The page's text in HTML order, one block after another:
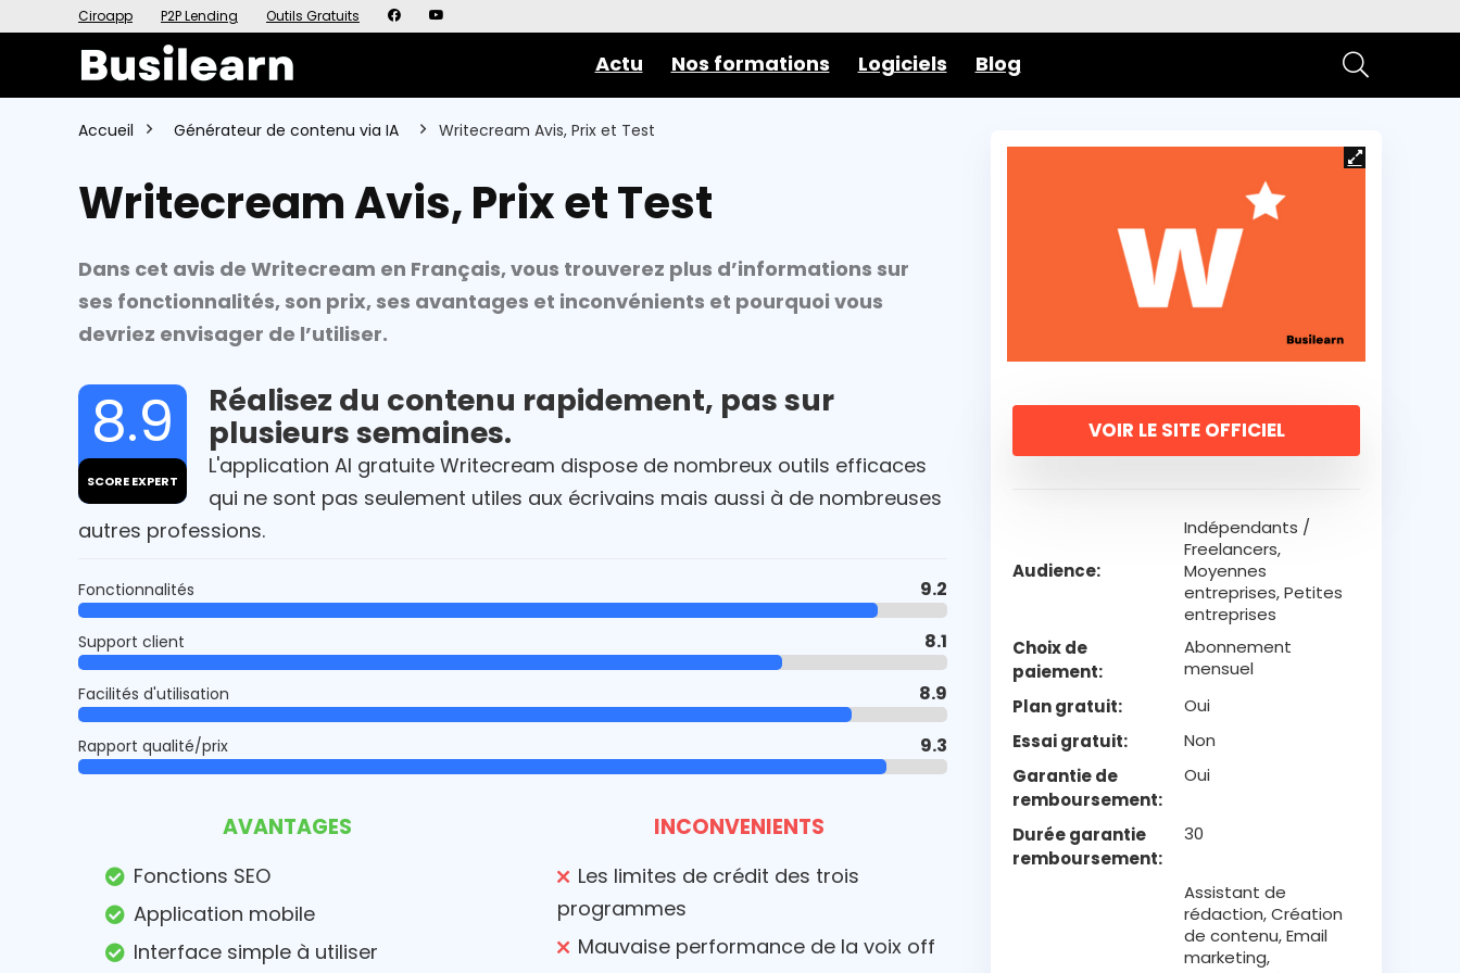
Ciroapp P2P Lending Outils Gratuits
Actu Nos formations Logiciels Blog
Accueil Générateur de contenu via IA Writecream Avis, Prix et Test
Writecream Avis, Prix et Test
VOIR LE SITE OFFICIEL
Audience
Indépendants /
Freelancers,
Moyennes
entreprises, Petites
entreprises
Choix de
paiement
Abonnement
mensuel
Plan gratuit
Oui
Essai gratuit
Non
Garantie de
remboursement
Oui
Durée garantie
remboursement
30
Assistant de
rédaction, Création
de contenu, Email
marketing,
Dans cet avis de Writecream en Français, vous trouverez plus d’informations sur
ses fonctionnalités, son prix, ses avantages et inconvénients et pourquoi vous
devriez envisager de l’utiliser.
8.9
SCORE EXPERT
Réalisez du contenu rapidement, pas sur
plusieurs semaines.
L'application AI gratuite Writecream dispose de nombreux outils efficaces
qui ne sont pas seulement utiles aux écrivains mais aussi à de nombreuses
autres professions.
Fonctionnalités 9.2
Support client 8.1
Facilités d'utilisation 8.9
Rapport qualité/prix 9.3
AVANTAGES
Fonctions SEO
Application mobile
Interface simple à utiliser
INCONVENIENTS
Les limites de crédit des trois
programmes
Mauvaise performance de la voix off